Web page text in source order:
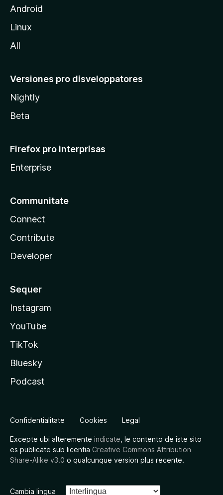
lAndroid
Linux
All
Versiones pro disveloppatores
Nightly
Beta
Firefox pro interprisas
Enterprise
Communitate
Connect
Contribute
Developer
Sequer
Instagram
YouTube
TikTok
Bluesky
Podcast
Confidentialitate Cookies Legal
Excepte ubi alteremente indicate , le contento de iste sito
es publicate sub licentia Creative Commons Attribution
Share-Alike v3.0 o qualcunque version plus recente.
Cambia lingua